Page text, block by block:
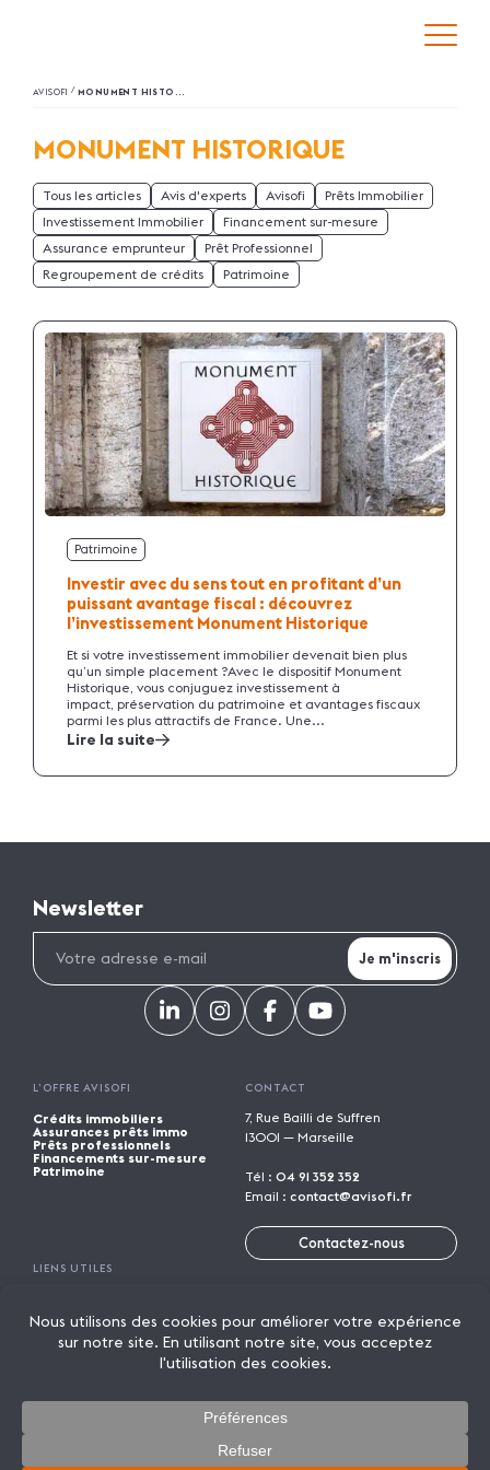
AVISOFI /
MONUMENT HISTORIQUE
Tous les articles Avis d'experts Avisofi
Prêts Immobilier
Investissement Immobilier
Financement sur-mesure
Assurance emprunteur
Prêt Professionnel
Regroupement de crédits
Patrimoine
Patrimoine
Investir avec du sens tout en profitant d’un
puissant avantage fiscal : découvrez
l’investissement Monument Historique
Et si votre investissement immobilier devenait bien plus
qu’un simple placement ?Avec le dispositif Monument
Historique, vous conjuguez investissement à
impact, préservation du patrimoine et avantages fiscaux
parmi les plus attractifs de France. Une...
Lire la suite
Newsletter
L’OFFRE AVISOFI
Crédits immobiliers
Assurances prêts immo
Prêts professionnels
Financements sur-mesure
Patrimoine
CONTACT
7, Rue Bailli de Suffren
13001 — Marseille
Tél : 04 91 352 352
Email : contact@avisofi.fr
Contactez-nous
LIENS UTILES
Trouver une agence
Parrainage
Rejoindre Avisofi
Candidature spontanée
Licence de marque
Lexique
Mentions légales
Politique de confidentialité
© 2026 AVISOFI